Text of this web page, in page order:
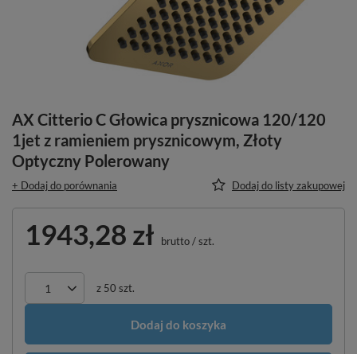
AX Citterio C Głowica prysznicowa 120/120
1jet z ramieniem prysznicowym, Złoty
Optyczny Polerowany
+ Dodaj do porównania Dodaj do listy zakupowej
1943,28 zł brutto/szt.
z 50 szt.
Dodaj do koszyka